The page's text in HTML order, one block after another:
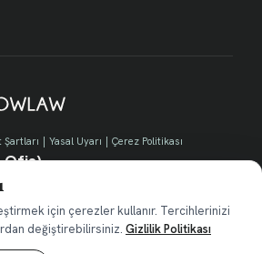
Şartları Yasal Uyarı Çerez Politikası
Ofis)
100 Plano, TX 75074
için çerezler kullanır. Tercihlerinizi
değiştirebilirsiniz. Gizlilik Politikası